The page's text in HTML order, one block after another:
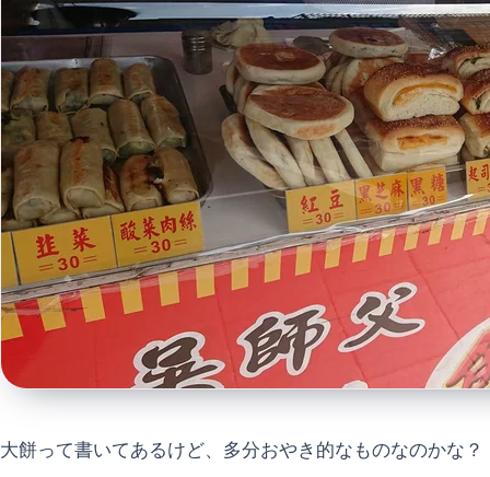
大餅って書いてあるけど、多分おやき的なものなのかな？